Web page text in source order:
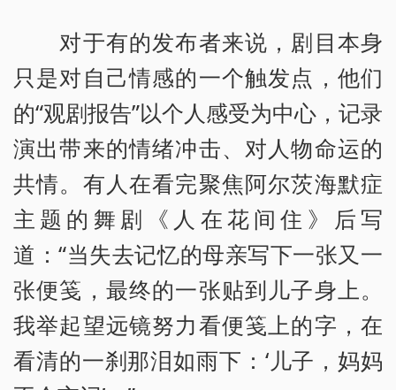
对于有的发布者来说，剧目本身
只是对自己情感的一个触发点，他们
的“观剧报告”以个人感受为中心，记录
演出带来的情绪冲击、对人物命运的
共情。有人在看完聚焦阿尔茨海默症
主题的舞剧《人在花间住》后写
道：“当失去记忆的母亲写下一张又一
张便笺，最终的一张贴到儿子身上。
我举起望远镜努力看便笺上的字，在
看清的一刹那泪如雨下：‘儿子，妈妈